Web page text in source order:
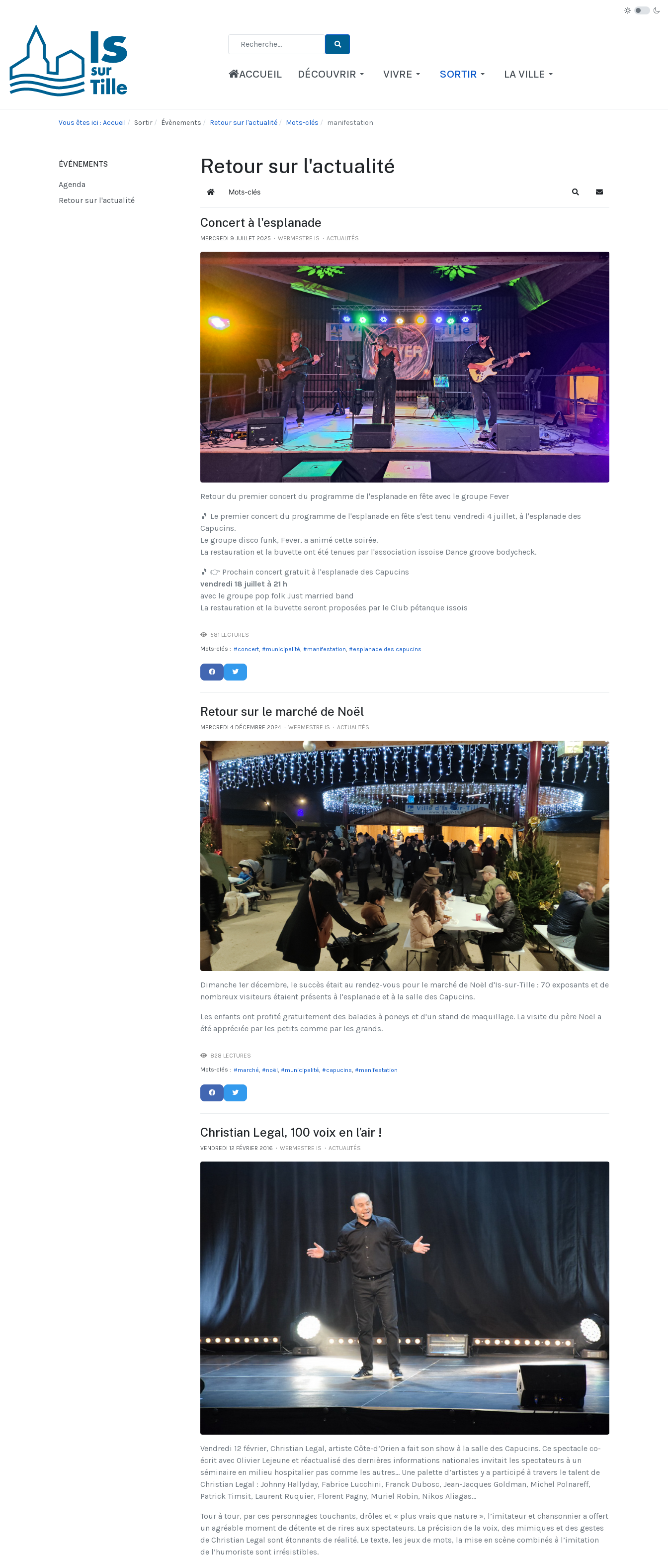
ACCUEIL DÉCOUVRIR VIVRE SORTIR LA VILLE
Vous êtes ici : Accueil Sortir Évènements Retour sur l'actualité Mots-clés manifestation
Retour sur l'actualité
AccueilMots-clés RechercheS'abonner au blog
Concert à l'esplanade
MERCREDI 9 JUILLET 2025 WEBMESTRE IS ACTUALITÉS
Retour du premier concert du programme de l'esplanade en fête avec le groupe Fever
🎵 Le premier concert du programme de l'esplanade en fête s'est tenu vendredi 4 juillet, à l'esplanade des
Capucins.
Le groupe disco funk, Fever, a animé cette soirée.
La restauration et la buvette ont été tenues par l'association issoise Dance groove bodycheck.
🎵 👉 Prochain concert gratuit à l'esplanade des Capucins
vendredi 18 juillet à 21 h
avec le groupe pop folk Just married band
La restauration et la buvette seront proposées par le Club pétanque issois
581 LECTURES
Mots-clés :
concert municipalité manifestation esplanade des capucins
Retour sur le marché de Noël
MERCREDI 4 DÉCEMBRE 2024 WEBMESTRE IS ACTUALITÉS
Dimanche 1er décembre, le succès était au rendez-vous pour le marché de Noël d'Is-sur-Tille : 70 exposants et de
nombreux visiteurs étaient présents à l'esplanade et à la salle des Capucins.
Les enfants ont profité gratuitement des balades à poneys et d'un stand de maquillage. La visite du père Noël a
été appréciée par les petits comme par les grands.
828 LECTURES
Mots-clés :
marché noël municipalité capucins manifestation
Christian Legal, 100 voix en l’air !
VENDREDI 12 FÉVRIER 2016 WEBMESTRE IS ACTUALITÉS
Vendredi 12 février, Christian Legal, artiste Côte-d’Orien a fait son show à la salle des Capucins. Ce spectacle co-
écrit avec Olivier Lejeune et réactualisé des dernières informations nationales invitait les spectateurs à un
séminaire en milieu hospitalier pas comme les autres... Une palette d’artistes y a participé à travers le talent de
Christian Legal : Johnny Hallyday, Fabrice Lucchini, Franck Dubosc, Jean-Jacques Goldman, Michel Polnareff,
Patrick Timsit, Laurent Ruquier, Florent Pagny, Muriel Robin, Nikos Aliagas...
Tour à tour, par ces personnages touchants, drôles et « plus vrais que nature », l’imitateur et chansonnier a offert
un agréable moment de détente et de rires aux spectateurs. La précision de la voix, des mimiques et des gestes
de Christian Legal sont étonnants de réalité. Le texte, les jeux de mots, la mise en scène combinés à l’imitation
de l’humoriste sont irrésistibles.
ÉVÉNEMENTS
Agenda
Retour sur l'actualité